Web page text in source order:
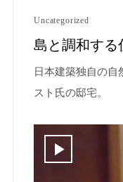
Uncategorized
島と調和する
日本建築独自の自
スト氏の邸宅。